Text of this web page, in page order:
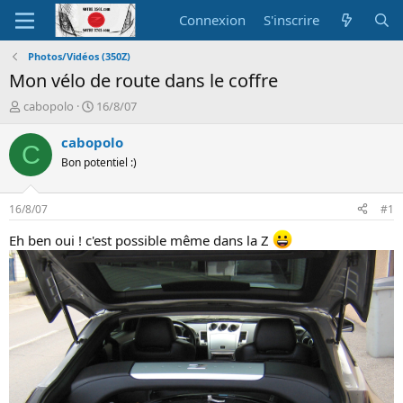
Connexion S'inscrire
Photos/Vidéos (350Z)
Mon vélo de route dans le coffre
A
t
e
r
d
e
l
a
d
i
s
c
s
o
cabopolo
D
t
e
d
é
b
u
t
16/8/07
C cabopolo
Bon potentiel :)
16/8/07 #1
Eh ben oui ! c'est possible même dans la Z